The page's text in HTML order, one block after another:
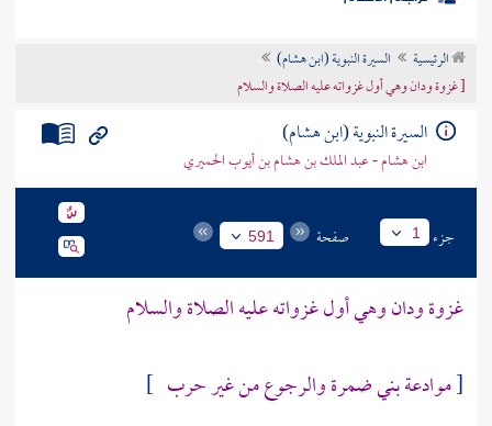
موضوعي
تراجم الأعلام
الرئيسية
السيرة النبوية (ابن هشام)
[ غزوة ودان وهي أول غزواته عليه الصلاة والسلام
السيرة النبوية (ابن هشام)
ابن هشام - عبد الملك بن هشام بن أيوب الحميري
جزء 1 صفحة 591
غزوة ودان وهي أول غزواته عليه الصلاة والسلام
[موادعة بني ضمرة والرجوع من غير حرب ]